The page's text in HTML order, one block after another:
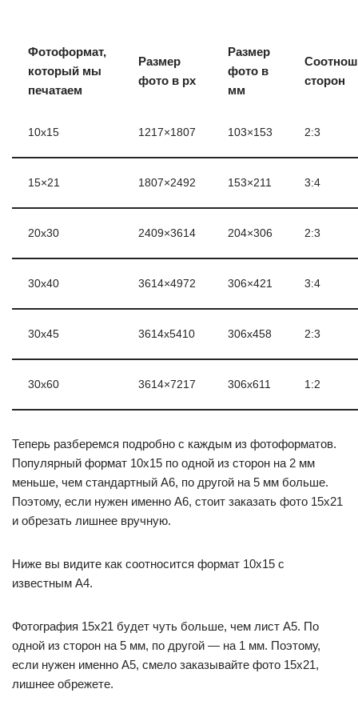
Фотоформат,
который мы
печатаем
Размер
фото в px
Размер
фото в
мм
сторон
10х15 1217×1807 103×153 2:3
15×21 1807×2492 153×211 3:4
20х30 2409×3614 204×306 2:3
30х40 3614×4972 306×421 3:4
30х45 3614х5410 306х458 2:3
30х60 3614×7217 306х611 1:2
Теперь разберемся подробно с каждым из фотоформатов.
Популярный формат 10х15 по одной из сторон на 2 мм
меньше, чем стандартный А6, по другой на 5 мм больше.
Поэтому, если нужен именно А6, стоит заказать фото 15х21
и обрезать лишнее вручную.
Ниже вы видите как соотносится формат 10х15 с
известным А4.
Фотография 15х21 будет чуть больше, чем лист А5. По
одной из сторон на 5 мм, по другой — на 1 мм. Поэтому,
если нужен именно А5, смело заказывайте фото 15х21,
лишнее обрежете.